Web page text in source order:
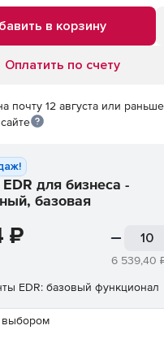
в корзину
Оплатить по счету
почту 12 августа или раньше
для бизнеса -
базовая
₽
6 539,40
EDR: базовый функционал